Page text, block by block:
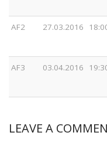
AF2 27.03.2016
AF3 03.04.2016
LEAVE A